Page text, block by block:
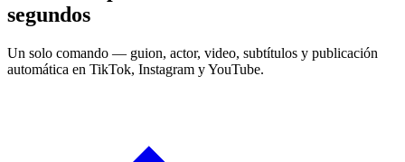
segundos
Un solo comando — guion, actor, video, subtítulos y publicación
automática en TikTok, Instagram y YouTube.